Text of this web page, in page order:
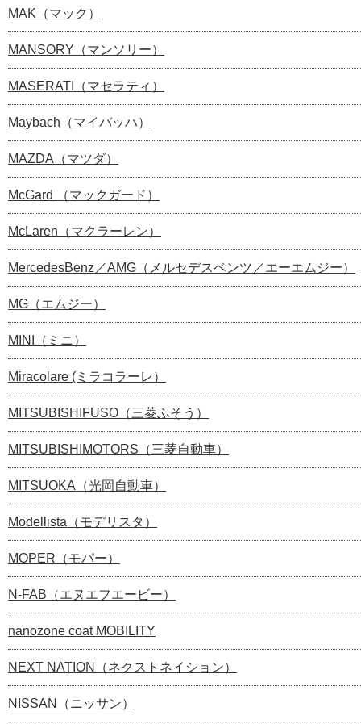
MAK（マック）
MANSORY（マンソリー）
MASERATI（マセラティ）
Maybach（マイバッハ）
MAZDA（マツダ）
McGard （マックガード）
McLaren（マクラーレン）
MercedesBenz／AMG（メルセデスベンツ／エーエムジー）
MG（エムジー）
MINI（ミニ）
Miracolare (ミラコラーレ）
MITSUBISHIFUSO（三菱ふそう）
MITSUBISHIMOTORS（三菱自動車）
MITSUOKA（光岡自動車）
Modellista（モデリスタ）
MOPER（モパー）
N-FAB（エヌエフエービー）
nanozone coat MOBILITY
NEXT NATION（ネクストネイション）
NISSAN（ニッサン）